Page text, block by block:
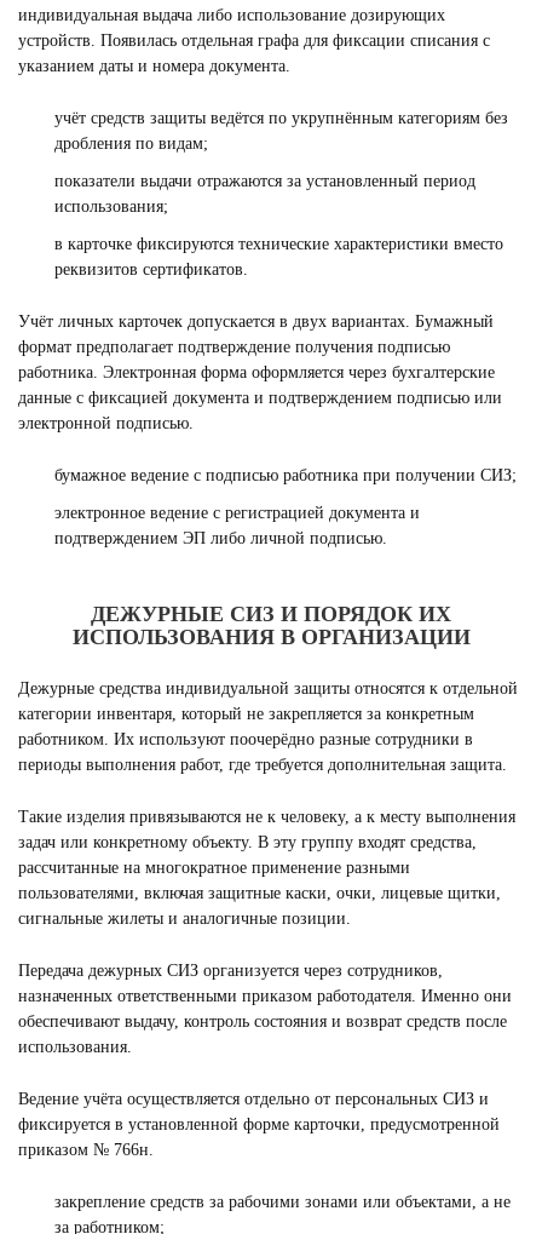
индивидуальная выдача либо использование дозирующих
устройств. Появилась отдельная графа для фиксации списания с
указанием даты и номера документа.
учёт средств защиты ведётся по укрупнённым категориям без
дробления по видам;
показатели выдачи отражаются за установленный период
использования;
в карточке фиксируются технические характеристики вместо
реквизитов сертификатов.
Учёт личных карточек допускается в двух вариантах. Бумажный
формат предполагает подтверждение получения подписью
работника. Электронная форма оформляется через бухгалтерские
данные с фиксацией документа и подтверждением подписью или
электронной подписью.
бумажное ведение с подписью работника при получении СИЗ;
электронное ведение с регистрацией документа и
подтверждением ЭП либо личной подписью.
ДЕЖУРНЫЕ СИЗ И ПОРЯДОК ИХ
ИСПОЛЬЗОВАНИЯ В ОРГАНИЗАЦИИ
Дежурные средства индивидуальной защиты относятся к отдельной
категории инвентаря, который не закрепляется за конкретным
работником. Их используют поочерёдно разные сотрудники в
периоды выполнения работ, где требуется дополнительная защита.
Такие изделия привязываются не к человеку, а к месту выполнения
задач или конкретному объекту. В эту группу входят средства,
рассчитанные на многократное применение разными
пользователями, включая защитные каски, очки, лицевые щитки,
сигнальные жилеты и аналогичные позиции.
Передача дежурных СИЗ организуется через сотрудников,
назначенных ответственными приказом работодателя. Именно они
обеспечивают выдачу, контроль состояния и возврат средств после
использования.
Ведение учёта осуществляется отдельно от персональных СИЗ и
фиксируется в установленной форме карточки, предусмотренной
приказом № 766н.
закрепление средств за рабочими зонами или объектами, а не
за работником;